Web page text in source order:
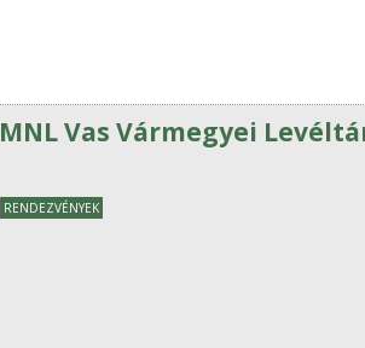
MNL Vas Vármegyei
RENDEZVÉNYEK